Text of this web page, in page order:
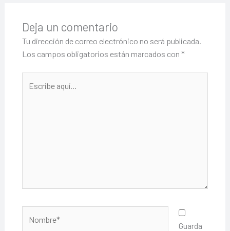
Deja un comentario
Tu dirección de correo electrónico no será publicada.
Los campos obligatorios están marcados con *
aquí...
Guarda